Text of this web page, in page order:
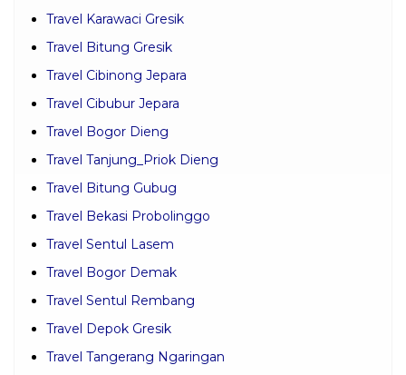
Travel Karawaci Gresik
Travel Bitung Gresik
Travel Cibinong Jepara
Travel Cibubur Jepara
Travel Bogor Dieng
Travel Tanjung_Priok Dieng
Travel Bitung Gubug
Travel Bekasi Probolinggo
Travel Sentul Lasem
Travel Bogor Demak
Travel Sentul Rembang
Travel Depok Gresik
Travel Tangerang Ngaringan